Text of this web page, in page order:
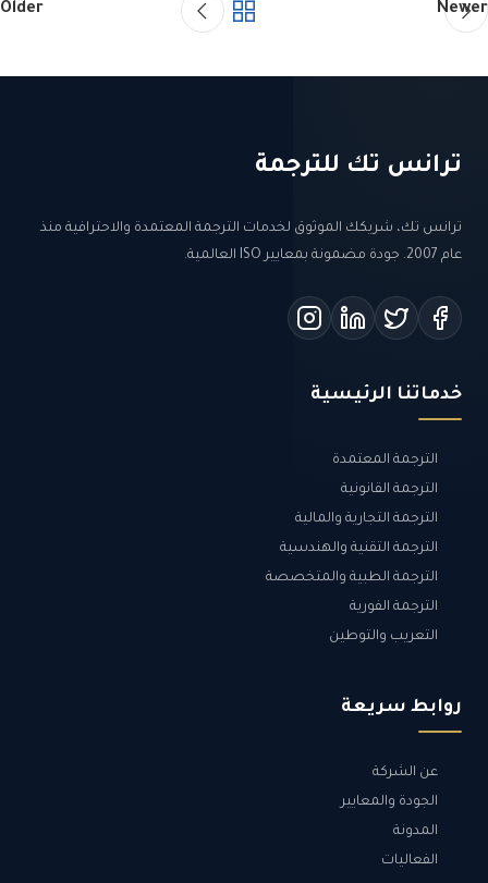
Newer
Older
ترانس تك للترجمة
ترانس تك، شريكك الموثوق لخدمات الترجمة المعتمدة والاحترافية منذ
عام 2007. جودة مضمونة بمعايير ISO العالمية.
خدماتنا الرئيسية
الترجمة المعتمدة
الترجمة القانونية
الترجمة التجارية والمالية
الترجمة التقنية والهندسية
الترجمة الطبية والمتخصصة
الترجمة الفورية
التعريب والتوطين
روابط سريعة
عن الشركة
الجودة والمعايير
المدونة
الفعاليات